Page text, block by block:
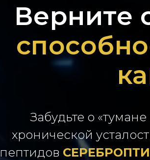
Верните
Забудьте о
хронической
пептидов